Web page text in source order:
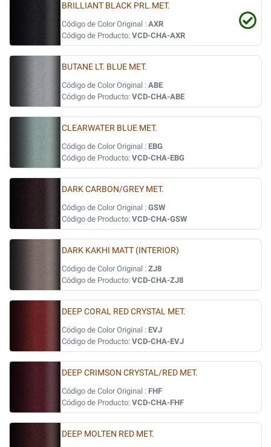
BRILLIANT BLACK PRL.MET.
Código de Color Original : AXR
Código de Producto: VCD-CHA-AXR
BUTANE LT. BLUE MET.
Código de Color Original : ABE
Código de Producto: VCD-CHA-ABE
CLEARWATER BLUE MET.
Código de Color Original : EBG
Código de Producto: VCD-CHA-EBG
DARK CARBON/GREY MET.
Código de Color Original : GSW
Código de Producto: VCD-CHA-GSW
DARK KAKHI MATT (INTERIOR)
Código de Color Original : ZJ8
Código de Producto: VCD-CHA-ZJ8
DEEP CORAL RED CRYSTAL MET.
Código de Color Original : EVJ
Código de Producto: VCD-CHA-EVJ
DEEP CRIMSON CRYSTAL/RED MET.
Código de Color Original : FHF
Código de Producto: VCD-CHA-FHF
DEEP MOLTEN RED MET.